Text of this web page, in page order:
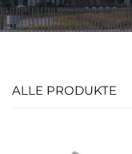
ALLE PRODUKTE